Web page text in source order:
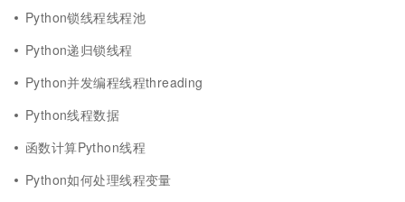
Python锁线程线程池
Python递归锁线程
Python并发编程线程threading
Python线程数据
函数计算Python线程
Python如何处理线程变量